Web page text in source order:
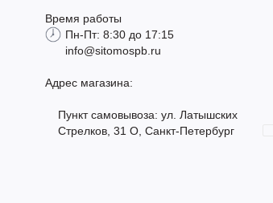
Время работы
Пн-Пт: 8:30 до 17:15
info@sitomospb.ru
Адрес магазина:
Пункт самовывоза: ул. Латышских
Стрелков, 31 О, Санкт-Петербург